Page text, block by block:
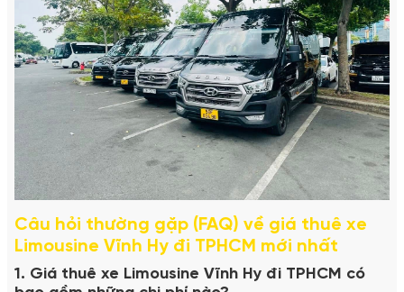
Câu hỏi thường gặp (FAQ) về giá thuê xe
Limousine Vĩnh Hy đi TPHCM mới nhất
1. Giá thuê xe Limousine Vĩnh Hy đi TPHCM có